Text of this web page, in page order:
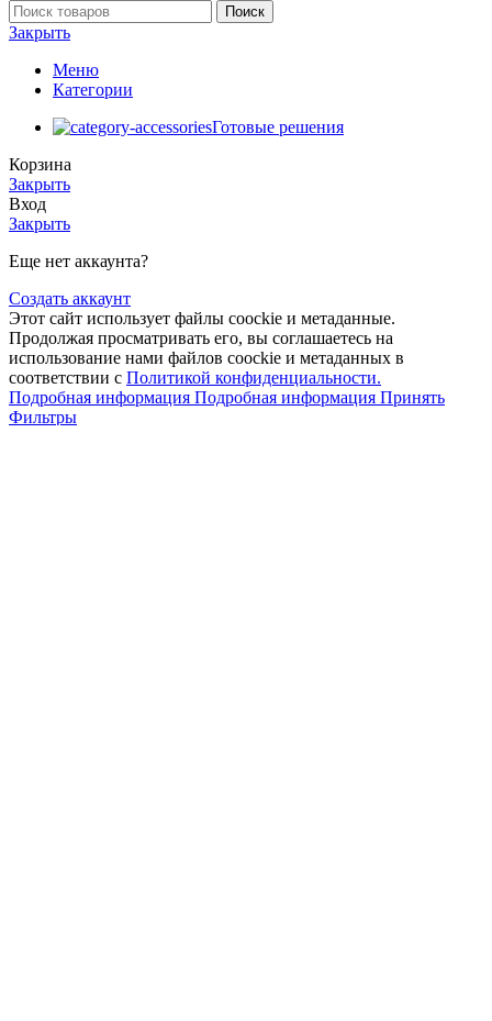
Поиск
Закрыть
Меню
Категории
Готовые решения
Корзина
Закрыть
Вход
Закрыть
Еще нет аккаунта?
Создать аккаунт
Этот сайт использует файлы coockie и метаданные.
Продолжая просматривать его, вы соглашаетесь на
использование нами файлов coockie и метаданных в
соответствии с Политикой конфиденциальности.
Подробная информация Подробная информация Принять
Фильтры